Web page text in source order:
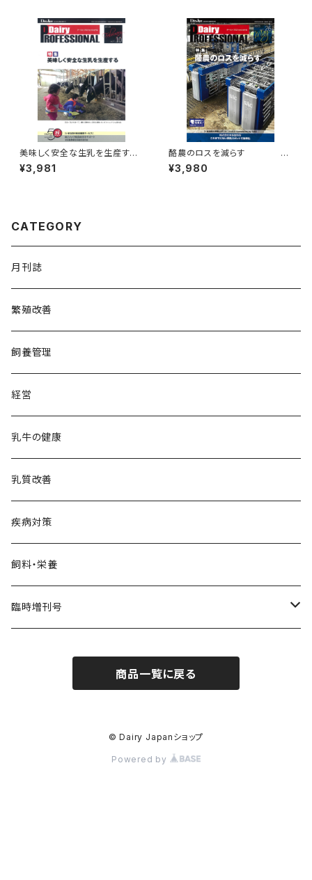
美味しく安全な生乳を生産す
る
Dairy PROFESSION
¥3,981
酪農のロスを減らす
Dairy PR
OFESSIONAL Vol.26
¥3,980
CATEGORY
月刊誌
繁殖改善
飼養管理
経営
乳牛の健康
乳質改善
疾病対策
飼料・栄養
臨時増刊号
Dairy PROFESSIONAL
商品一覧に戻る
© Dairy Japanショップ
Powered by